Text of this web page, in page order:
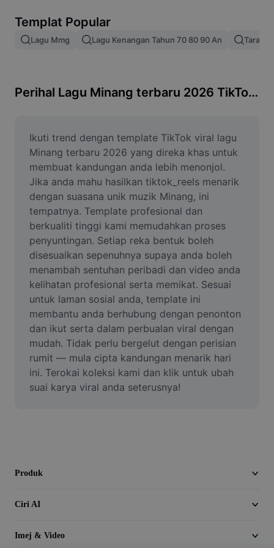
Gabungan imej
Ubah Saiz Imej
Penjana Meme
AI Text Remover
AI People Remover
AI Inpainting
Face Cutout
Video
Alih keluar latar video
Pertingkat kualiti
Editor Video
Pangkas Video
Templat Popular
Lagu Mmg Lagu Kenangan Tahun 70 80 90 An
Perihal Lagu Minang terbaru 2026 TikTok viral
Ikuti trend dengan template TikTok viral lagu
Minang terbaru 2026 yang direka khas untuk
membuat kandungan anda lebih menonjol.
Jika anda mahu hasilkan tiktok_reels menarik
dengan suasana unik muzik Minang, ini
tempatnya. Template profesional dan
berkualiti tinggi kami memudahkan proses
penyuntingan. Setiap reka bentuk boleh
disesuaikan sepenuhnya supaya anda boleh
menambah sentuhan peribadi dan video anda
kelihatan profesional serta memikat. Sesuai
untuk laman sosial anda, template ini
membantu anda berhubung dengan penonton
dan ikut serta dalam perbualan viral dengan
mudah. Tidak perlu bergelut dengan perisian
rumit — mula cipta kandungan menarik hari
ini. Terokai koleksi kami dan klik untuk ubah
suai karya viral anda seterusnya!
Produk
Ciri AI
Imej & Video